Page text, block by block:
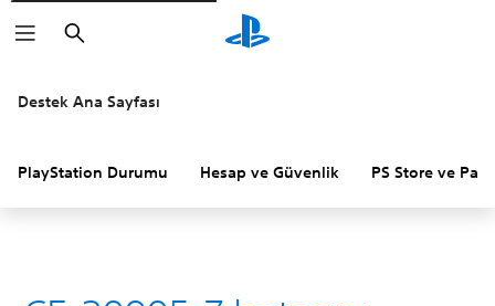
Arama
Destek Ana Sayfası
PlayStation Durumu Hesap ve Güvenlik PS Store ve